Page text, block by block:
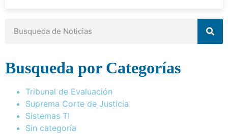
Busqueda por Categorías
Tribunal de Evaluación
Suprema Corte de Justicia
Sistemas TI
Sin categoría